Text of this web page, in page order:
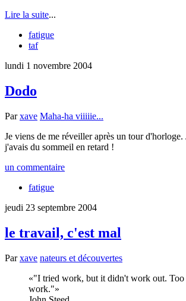
Lire la suite...
fatigue
taf
lundi 1 novembre 2004
Dodo
Parxave Maha-ha viiiiie...
Je viens de me réveiller après un tour d'horloge.
j'avais du sommeil en retard !
un commentaire
fatigue
jeudi 23 septembre 2004
le travail, c'est mal
Parxave nateurs et découvertes
"I tried work, but it didn't work out.
work."